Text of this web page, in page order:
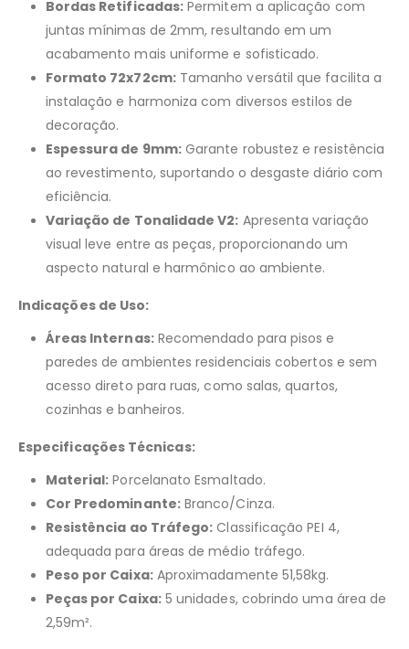
Bordas Retificadas: Permitem a aplicação com
juntas mínimas de 2mm, resultando em um
acabamento mais uniforme e sofisticado.
Formato 72x72cm: Tamanho versátil que facilita a
instalação e harmoniza com diversos estilos de
decoração.
Espessura de 9mm: Garante robustez e resistência
ao revestimento, suportando o desgaste diário com
eficiência.
Variação de Tonalidade V2: Apresenta variação
visual leve entre as peças, proporcionando um
aspecto natural e harmônico ao ambiente.
Indicações de Uso:
Áreas Internas: Recomendado para pisos e
paredes de ambientes residenciais cobertos e sem
acesso direto para ruas, como salas, quartos,
cozinhas e banheiros.
Especificações Técnicas:
Material: Porcelanato Esmaltado.
Cor Predominante: Branco/Cinza.
Resistência ao Tráfego: Classificação PEI 4,
adequada para áreas de médio tráfego.
Peso por Caixa: Aproximadamente 51,58kg.
Peças por Caixa: 5 unidades, cobrindo uma área de
2,59m².